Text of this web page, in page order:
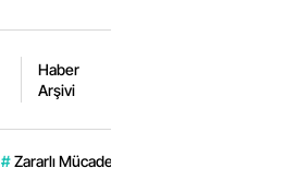
Haber
Arşivi
# Zararlı Mücadelesi